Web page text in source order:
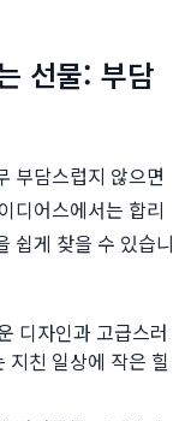
선물: 부담
부담스럽지 않으면
디어스에서는 합리
쉽게 찾을 수 있습니
디자인과 고급스러
지친 일상에 작은 힐